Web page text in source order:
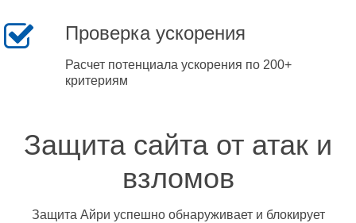
Проверка ускорения
Расчет потенциала ускорения по 200+
критериям
Защита сайта от атак и
взломов
Защита Айри успешно обнаруживает и блокирует